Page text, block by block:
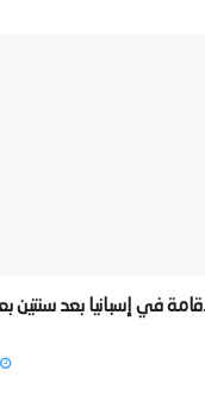
في إسبانيا بعد سنتين